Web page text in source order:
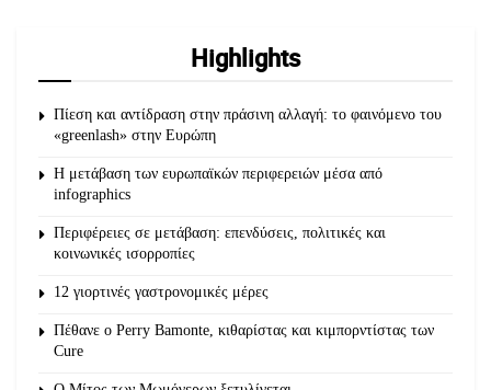
Highlights
Πίεση και αντίδραση στην πράσινη αλλαγή: το φαινόμενο του
«greenlash» στην Ευρώπη
Η μετάβαση των ευρωπαϊκών περιφερειών μέσα από
infographics
Περιφέρειες σε μετάβαση: επενδύσεις, πολιτικές και
κοινωνικές ισορροπίες
12 γιορτινές γαστρονομικές μέρες
Πέθανε ο Perry Bamonte, κιθαρίστας και κιμπορντίστας των
Cure